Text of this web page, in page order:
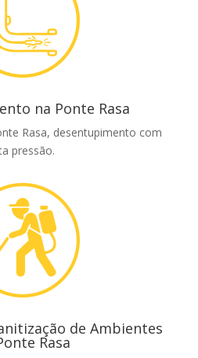
na Ponte Rasa
Rasa, desentupimento com
pressão.
de Ambientes
Rasa